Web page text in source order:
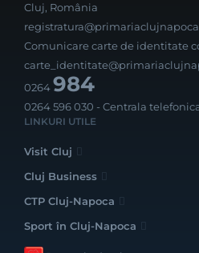
Cluj, România
Comunicare carte de identitate
0264984
0264 596 030 - Centrala
LINKURI UTILE
Visit Cluj
Cluj Business
CTP Cluj-Napoca
Sport în Cluj-Napoca